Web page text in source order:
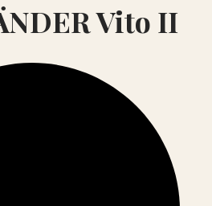
Vito II